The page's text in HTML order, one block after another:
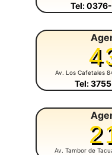
Tel:
Av. Los Cafetales
Tel:
Av. Tambor de